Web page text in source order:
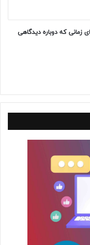
زمانی که دوباره دیدگاهی